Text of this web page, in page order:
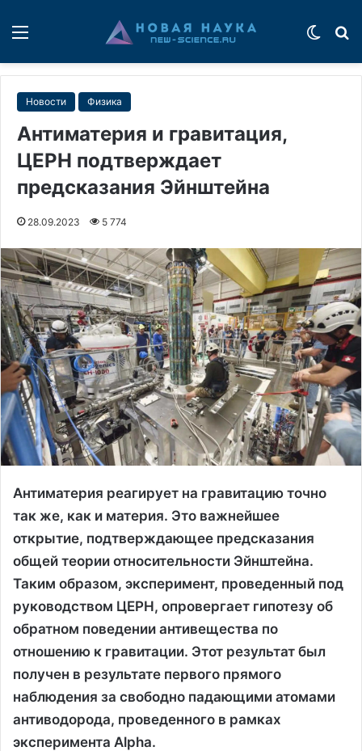
Новости Физика
Антиматерия и гравитация,
ЦЕРН подтверждает
предсказания Эйнштейна
28.09.2023 5 774
Антиматерия реагирует на гравитацию точно
так же, как и материя. Это важнейшее
открытие, подтверждающее предсказания
общей теории относительности Эйнштейна.
Таким образом, эксперимент, проведенный под
руководством ЦЕРН, опровергает гипотезу об
обратном поведении антивещества по
отношению к гравитации. Этот результат был
получен в результате первого прямого
наблюдения за свободно падающими атомами
антиводорода, проведенного в рамках
эксперимента Alpha.